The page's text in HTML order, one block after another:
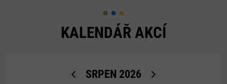
KALENDÁŘ AKCÍ
<Dříve
SRPEN 2026